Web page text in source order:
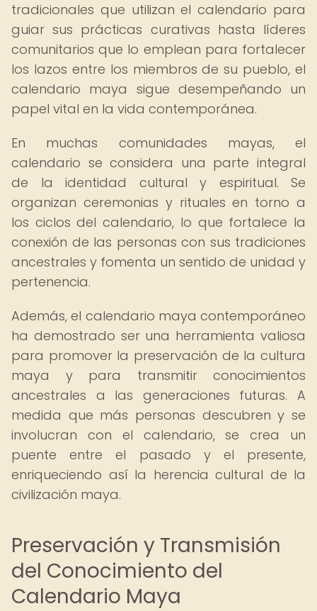
tradicionales que utilizan el calendario para
guiar sus prácticas curativas hasta líderes
comunitarios que lo emplean para fortalecer
los lazos entre los miembros de su pueblo, el
calendario maya sigue desempeñando un
papel vital en la vida contemporánea.
En muchas comunidades mayas, el
calendario se considera una parte integral
de la identidad cultural y espiritual. Se
organizan ceremonias y rituales en torno a
los ciclos del calendario, lo que fortalece la
conexión de las personas con sus tradiciones
ancestrales y fomenta un sentido de unidad y
pertenencia.
Además, el calendario maya contemporáneo
ha demostrado ser una herramienta valiosa
para promover la preservación de la cultura
maya y para transmitir conocimientos
ancestrales a las generaciones futuras. A
medida que más personas descubren y se
involucran con el calendario, se crea un
puente entre el pasado y el presente,
enriqueciendo así la herencia cultural de la
civilización maya.
Preservación y Transmisión
del Conocimiento del
Calendario Maya